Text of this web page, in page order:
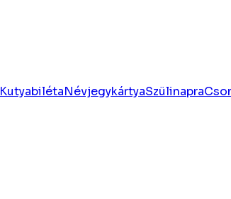
KutyabilétaNévjegykártyaSzülinapra